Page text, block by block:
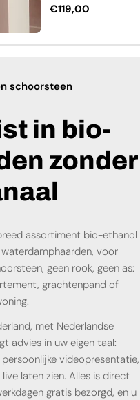
Normale
€119,00
schoorsteen
in bio-
zonder
assortiment bio-ethanol
voor
geen rook, geen as:
grachtenpand of
met Nederlandse
advies in uw eigen taal:
videopresentatie,
laten zien. Alles is direct
gratis bezorgd, en u